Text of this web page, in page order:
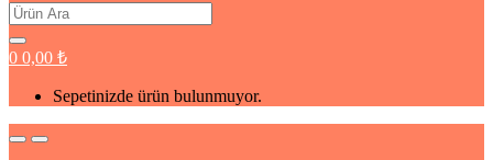
Search
for:
0 0,00 ₺
Sepetinizde ürün bulunmuyor.